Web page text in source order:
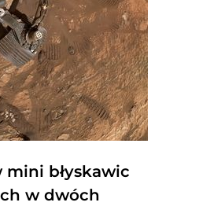
błyskawic
w dwóch